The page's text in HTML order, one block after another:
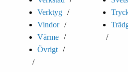
Verktyg
Vindor
Värme
Övrigt